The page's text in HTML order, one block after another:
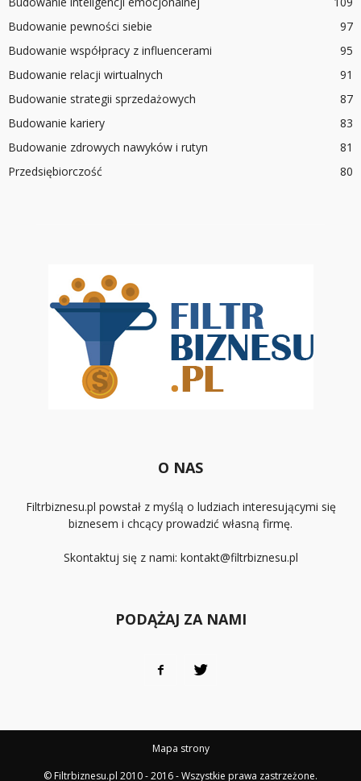
Budowanie pewności siebie
97
Budowanie współpracy z influencerami
95
Budowanie relacji wirtualnych
91
Budowanie strategii sprzedażowych
87
Budowanie kariery
83
Budowanie zdrowych nawyków i rutyn
81
Przedsiębiorczość
80
O NAS
Filtrbiznesu.pl powstał z myślą o ludziach interesującymi się
biznesem i chcący prowadzić własną firmę.
Skontaktuj się z nami: kontakt@filtrbiznesu.pl
PODĄŻAJ ZA NAMI
Mapa strony
© Filtrbiznesu.pl 2010 - 2016 - Wszystkie prawa zastrzeżone.